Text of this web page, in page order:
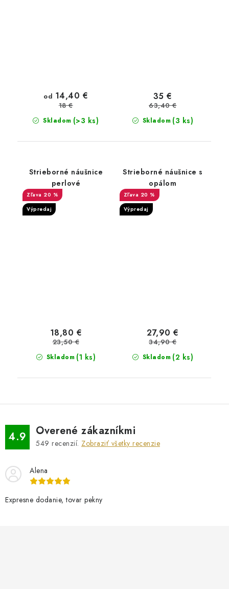
Skladom (>3 ks)
od 14,40 €
18 €
Skladom (3 ks)
35 €
63,40 €
Strieborné náušnice
perlové
20 %
Výpredaj
Skladom (1 ks)
18,80 €
23,50 €
Strieborné náušnice s
opálom
20 %
Výpredaj
Skladom (2 ks)
27,90 €
34,90 €
4.9 Overené zákazníkmi
549 recenzií. Zobraziť všetky recenzie
Alena
Expresne dodanie, tovar pekny